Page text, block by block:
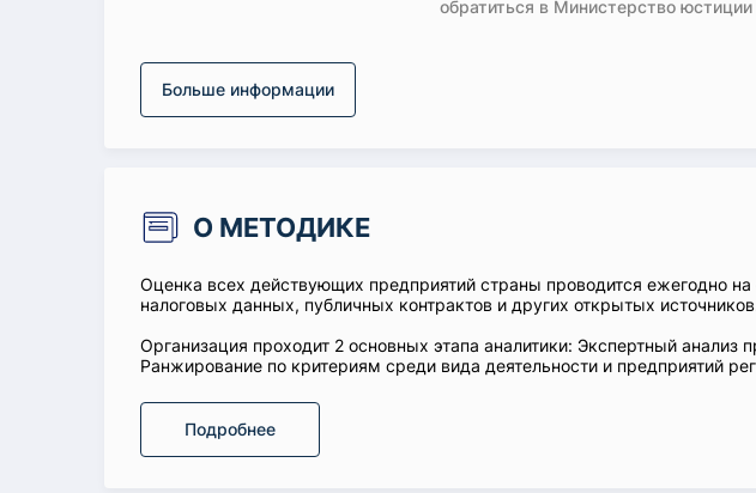
обратиться в Министерство
Больше информации
О МЕТОДИКЕ
Оценка всех действующих предприятий страны проводится ежегодно
налоговых данных, публичных контрактов и других открытых
Организация проходит 2 основных этапа аналитики: Экспертный анализ
Ранжирование по критериям среди вида деятельности и предприятий
Подробнее